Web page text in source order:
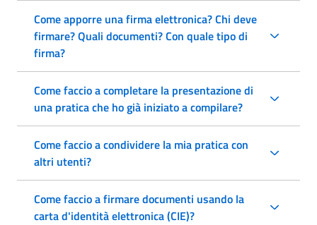
Come apporre una firma elettronica? Chi deve
firmare? Quali documenti? Con quale tipo di
firma?
Come faccio a completare la presentazione di
una pratica che ho già iniziato a compilare?
Come faccio a condividere la mia pratica con
altri utenti?
Come faccio a firmare documenti usando la
carta d'identità elettronica (CIE)?